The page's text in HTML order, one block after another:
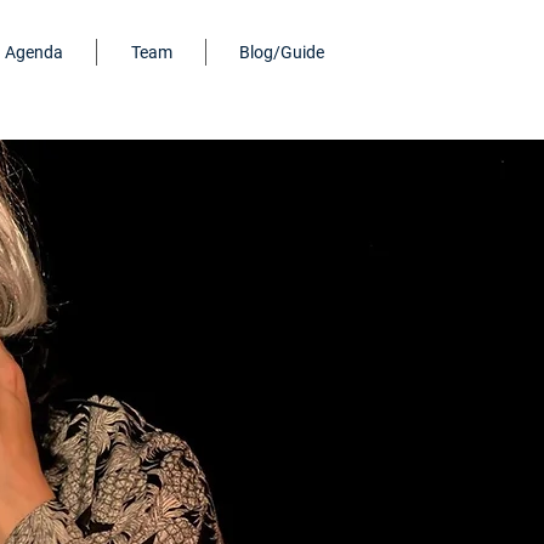
Agenda Team Blog/Guide